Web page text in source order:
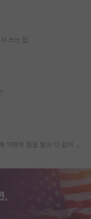
쓰는 팁
후배들의 진로 선택과 균형된 정보 획득을 위해 익명의 힘을 빌어 다 같이 연봉 공개 타임 한번 갖는 것 어때요?